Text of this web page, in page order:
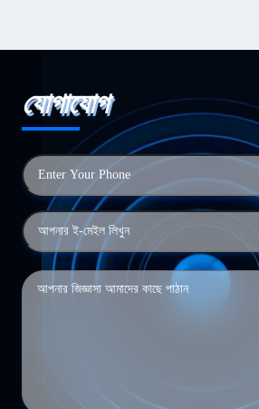
যোগাযোগ